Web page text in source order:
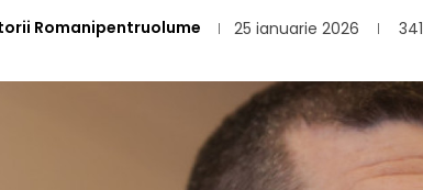
Romanipentruolume 25 ianuarie 2026 341